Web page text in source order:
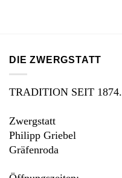
DIE ZWERGSTATT
TRADITION SEIT 1874.
Zwergstatt
Philipp Griebel
Gräfenroda